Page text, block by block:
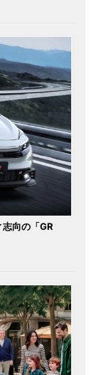
向の「GR